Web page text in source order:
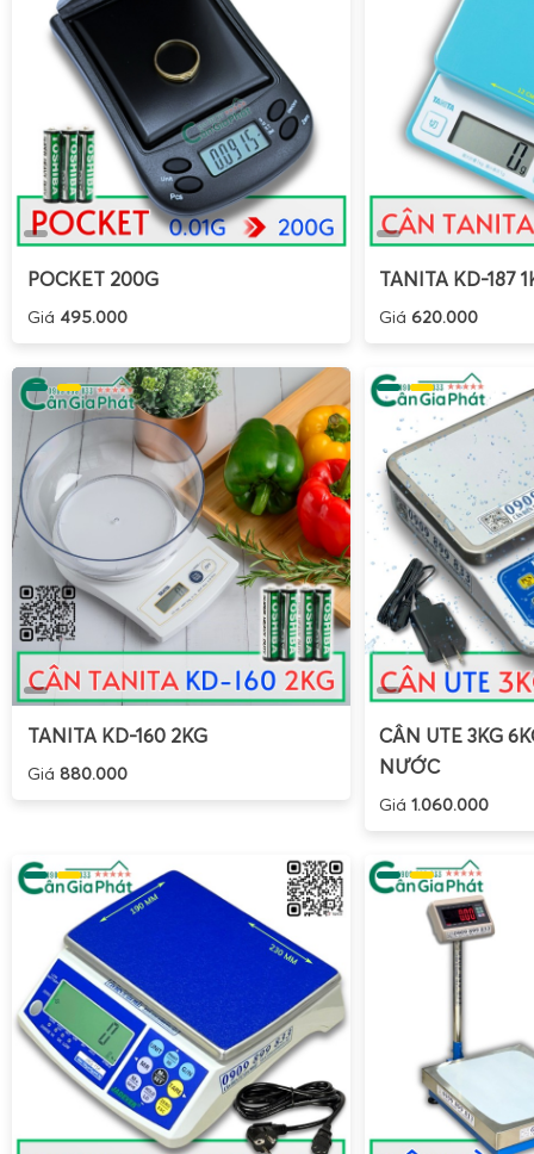
Dịch vụ lắp đặt, hiệu chuẩn, hướng dẫn sử dụng
hoạt động chính xác ngay từ đầu.
Chế độ bảo hành, bảo trì dài hạn
, hỗ trợ kỹ thuật
Nhờ đội ngũ kỹ thuật giàu kinh nghiệm trong lĩnh vực
Cân Điện Tử Gia Phátkhông chỉ bán sản phẩm mà còn
hàng trong suốt quá trình sử dụng, tối ưu hiệu quả đầu
yên tâm mua ở Cân Điện Tử Gia Phát
khi cần một bộcân
POCKET 200G
Giá 495.000
TANITA KD-187
Giá620.000
TANITA KD-160 2KG
Giá 880.000
CÂN UTE 3KG
NƯỚC
Giá1.060.000